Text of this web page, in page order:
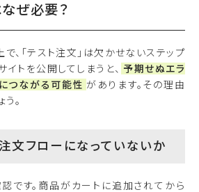
なぜ必要？
、「テスト注文」は欠かせないステップ
イトを公開してしまうと、 予期せぬエラ
つながる可能性 があります。その理由
。
文フローになっていないか
です。商品がカートに追加されてから